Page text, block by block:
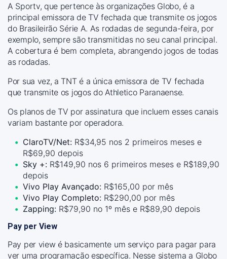
A Sportv, que pertence às organizações Globo, é a
principal emissora de TV fechada que transmite os jogos
do Brasileirão Série A. As rodadas de segunda-feira, por
exemplo, sempre são transmitidas no seu canal principal.
A cobertura é bem completa, abrangendo jogos de todas
as rodadas.
Por sua vez, a TNT é a única emissora de TV fechada
que transmite os jogos do Athletico Paranaense.
Os planos de TV por assinatura que incluem esses canais
variam bastante por operadora.
ClaroTV/Net: R$34,95 nos 2 primeiros meses e
R$69,90 depois
Sky +: R$149,90 nos 6 primeiros meses e R$189,90
depois
Vivo Play Avançado: R$165,00 por mês
Vivo Play Completo: R$290,00 por mês
Zapping: R$79,90 no 1º mês e R$89,90 depois
Pay per View
Pay per view é basicamente um serviço para pagar para
ver uma programação específica. Nesse sistema a Globo